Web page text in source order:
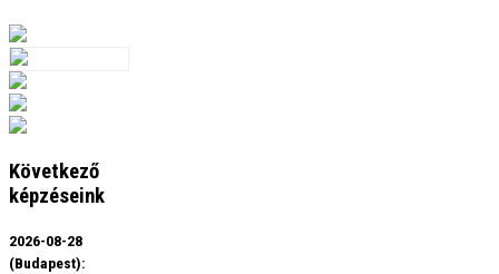
Következő
képzéseink
2026-08-28
(Budapest):